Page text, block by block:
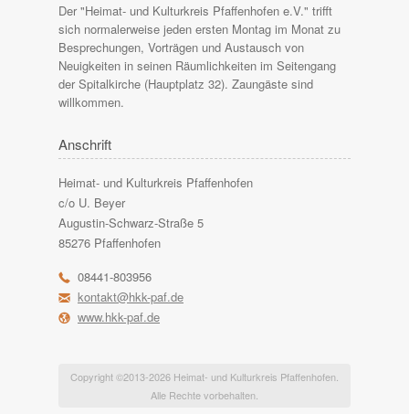
Der "Heimat- und Kulturkreis Pfaffenhofen e.V." trifft
sich normalerweise jeden ersten Montag im Monat zu
Besprechungen, Vorträgen und Austausch von
Neuigkeiten in seinen Räumlichkeiten im Seitengang
der Spitalkirche (Hauptplatz 32). Zaungäste sind
willkommen.
Anschrift
Heimat- und Kulturkreis Pfaffenhofen
c/o U. Beyer
Augustin-Schwarz-Straße 5
85276 Pfaffenhofen
r 08441-803956
h kontakt@hkk-paf.de
l www.hkk-paf.de
Copyright ©2013-2026 Heimat- und Kulturkreis Pfaffenhofen.
Alle Rechte vorbehalten.